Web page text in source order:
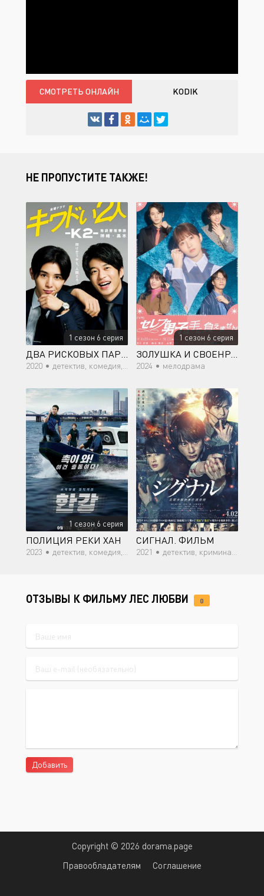
СМОТРЕТЬ ОНЛАЙН KODIK
НЕ ПРОПУСТИТЕ ТАКЖЕ!
1 сезон 6 серия
ДВА РИСКОВЫХ ПАРНЯ
2020 • детектив, комедия, мистика, семейный
1 сезон 6 серия
ЗОЛУШКА И СВОЕНРАВНЫЕ ПАРНИ
2024 • мелодрама
1 сезон 6 серия
ПОЛИЦИЯ РЕКИ ХАН
2023 • детектив, комедия, криминал, боевик, триллер, мистика
СИГНАЛ. ФИЛЬМ
2021 • детектив, криминал, фантастика, триллер, мистика, драма, Sci-Fi
ОТЗЫВЫ К ФИЛЬМУ ЛЕС ЛЮБВИ 0
Добавить
Copyright © 2026 dorama.page
Правообладателям
Соглашение